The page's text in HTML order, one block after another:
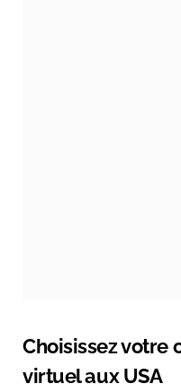
Choisissez votre
virtuel aux USA